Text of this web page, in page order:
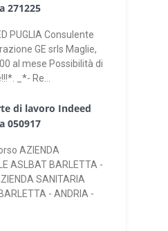
271225
PUGLIA Consulente
GE srls Maglie,
al mese Possibilità di
_*- Re...
di lavoro Indeed
050917
AZIENDA
ASLBAT BARLETTA -
SANITARIA
- ANDRIA -